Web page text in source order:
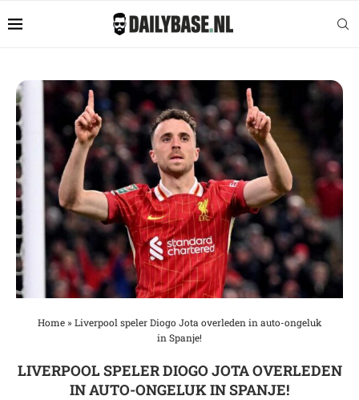
Home» Liverpool speler Diogo Jota overleden in auto-ongeluk
in Spanje!
LIVERPOOL SPELER DIOGO JOTA OVERLEDEN
IN AUTO-ONGELUK IN SPANJE!